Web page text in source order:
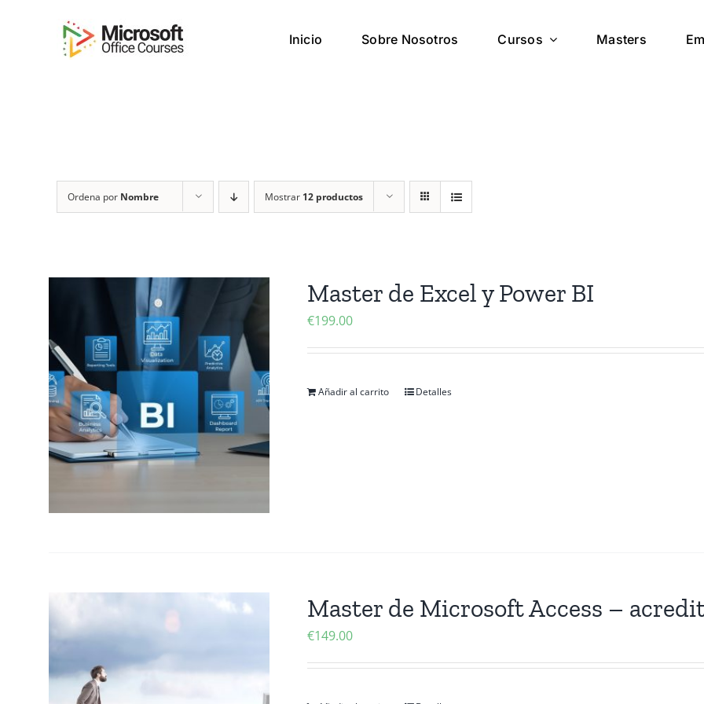
Inicio Sobre Nosotros Cursos Masters
Ordena por Nombre Mostrar 12 productos
Master de Excel y Power BI
€199.00
Añadir al carrito Detalles
Master de Microsoft Access –
€149.00